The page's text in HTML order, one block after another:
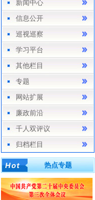
新闻中心
信息公开
巡视巡察
学习平台
其他栏目
专题
网站扩展
廉政前沿
千人双评议
归档栏目
热点专题